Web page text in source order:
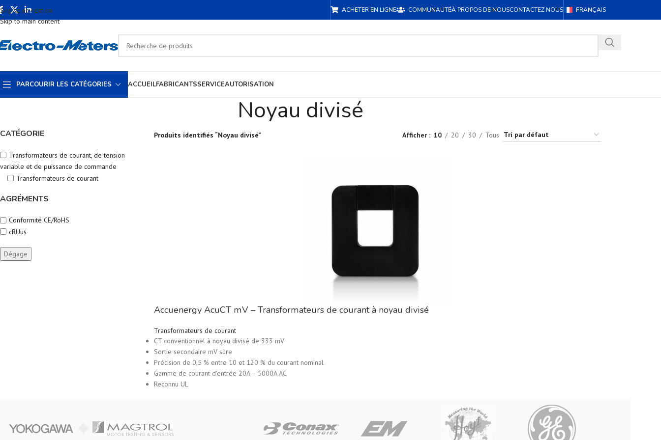
Skip to navigation
Skip to main content
ACHETER EN LIGNE COMMUNAUTÉÀ PROPOS DE NOUSCONTACTEZ NOUS FRANÇAIS
PARCOURIR LES CATÉGORIES ACCUEILFABRICANTSSERVICEAUTORISATION
Noyau divisé
CATÉGORIE
Transformateurs de courant, de tension
variable et de puissance de commande
Transformateurs de courant
AGRÉMENTS
Conformité CE/RoHS
cRUus
Dégage
Produits identifiés “Noyau divisé” Afficher 10 20 30 Tous
Accuenergy AcuCT mV – Transformateurs de courant à noyau divisé
Transformateurs de courant
CT conventionnel à noyau divisé de 333 mV
Sortie secondaire mV sûre
Précision de 0,5 % entre 10 et 120 % du courant nominal
Gamme de courant d’entrée 20A – 5000A AC
Reconnu UL